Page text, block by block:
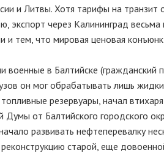
и Литвы. Хотя тарифы на транзит
экспорт через Калининград весьма
тем, что мировая ценовая
военные в Балтийске
он мог обрабатывать лишь
резервуары, начал
от Балтийского городского
развивать нефтеперевалку
старой, еще